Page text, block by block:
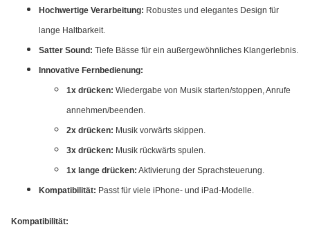
Hochwertige Verarbeitung: Robustes und elegantes Design für
lange Haltbarkeit.
Satter Sound: Tiefe Bässe für ein außergewöhnliches Klangerlebnis.
Innovative Fernbedienung:
1x drücken: Wiedergabe von Musik starten/stoppen, Anrufe
annehmen/beenden.
2x drücken: Musik vorwärts skippen.
3x drücken: Musik rückwärts spulen.
1x lange drücken: Aktivierung der Sprachsteuerung.
Kompatibilität: Passt für viele iPhone- und iPad-Modelle.
Kompatibilität: